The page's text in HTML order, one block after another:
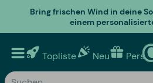
Bring frischen Wind in deine
einem
Topliste Neu